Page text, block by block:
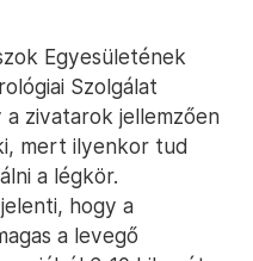
Egyesületének
Szolgálat
zivatarok jellemzően
mert ilyenkor tud
a légkör.
hogy a
a levegő